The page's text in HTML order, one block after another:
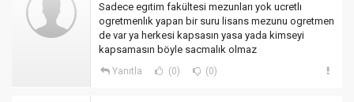
Sadece egıtim fakültesi mezunları yok ucretlı
ogretmenlık yapan bir suru lisans mezunu ogretmen
de var ya herkesi kapsasın yasa yada kimseyi
kapsamasın böyle sacmalık olmaz
Yanıtla (0) (0)